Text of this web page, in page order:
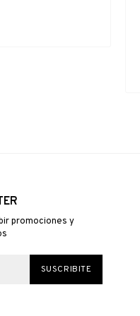
promociones y